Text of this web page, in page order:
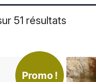
51 résultats
Promo !